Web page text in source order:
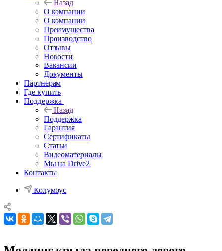
Назад
О компании
О компании
Преимущества
Производство
Отзывы
Новости
Вакансии
Документы
Партнерам
Где купить
Поддержка
Назад
Поддержка
Гарантия
Сертификаты
Статьи
Видеоматериалы
Мы на Drive2
Контакты
Колумбус